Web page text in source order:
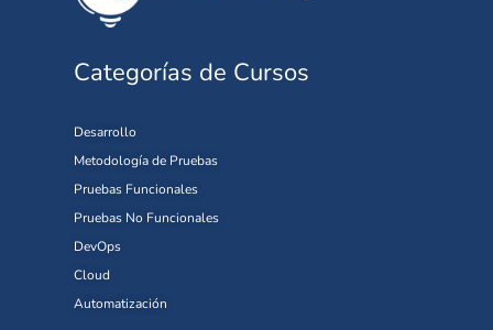
Categorías de Cursos
Desarrollo
Metodología de Pruebas
Pruebas Funcionales
Pruebas No Funcionales
DevOps
Cloud
Automatización